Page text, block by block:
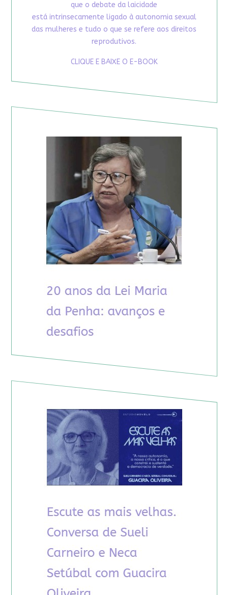
que o debate da laicidade
está intrinsecamente ligado à autonomia sexual
das mulheres e tudo o que se refere aos direitos
reprodutivos.
CLIQUE E BAIXE O E-BOOK